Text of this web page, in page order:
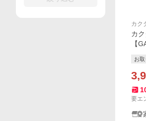
カク
カ
【
TO
〔▽
お
要エ